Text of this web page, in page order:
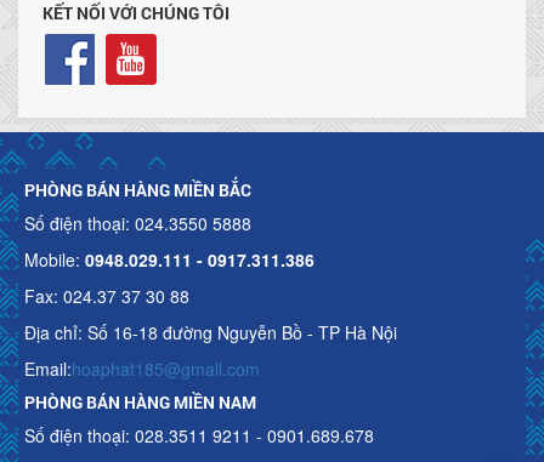
KẾT NỐI VỚI CHÚNG TÔI
PHÒNG BÁN HÀNG MIỀN BẮC
Số điện thoại: 024.3550 5888
Mobile: 0948.029.111 - 0917.311.386
Fax: 024.37 37 30 88
Địa chỉ: Số 16-18 đường Nguyễn Bồ - TP Hà Nội
Email:hoaphat185@gmail.com
PHÒNG BÁN HÀNG MIỀN NAM
Số điện thoại: 028.3511 9211 - 0901.689.678